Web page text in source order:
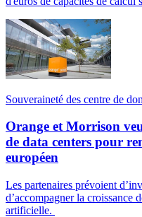
Souveraineté des centre de
Orange et Morrison
de data centers pour
européen
Les partenaires prévoient
d’accompagner la croissance
artificielle.